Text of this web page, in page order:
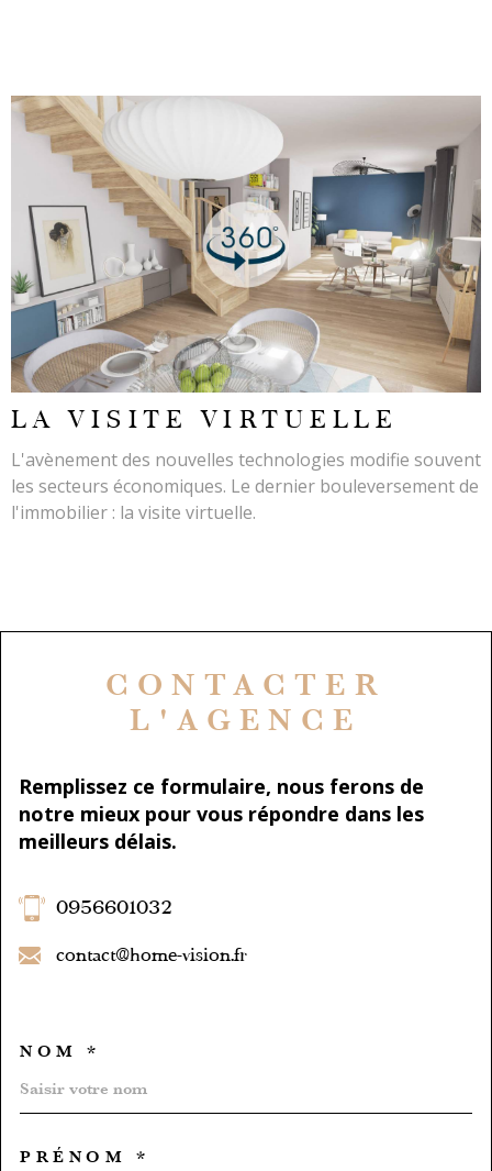
LA VISITE VIRTUELLE
L'avènement des nouvelles technologies modifie souvent
les secteurs économiques. Le dernier bouleversement de
l'immobilier : la visite virtuelle.
LIRE L'ARTICLE
CONTACTER
L'AGENCE
Remplissez ce formulaire, nous ferons de
notre mieux pour vous répondre dans les
meilleurs délais.
0956601032
contact@home-vision.fr
NOM *
PRÉNOM *